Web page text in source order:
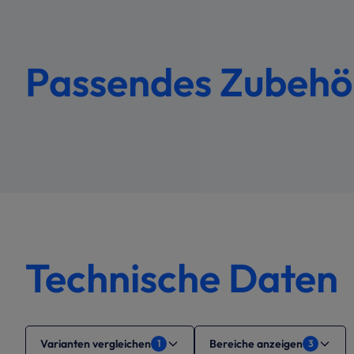
Passendes
Technische Daten
Varianten vergleichen 1 Bereiche anzeigen 3